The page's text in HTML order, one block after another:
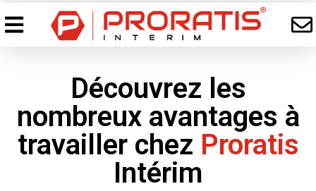
Découvrez les
nombreux avantages à
travailler chez Proratis
Intérim